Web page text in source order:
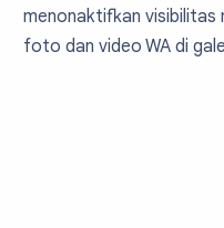
menonaktifkan visibilitas
foto dan video WA di